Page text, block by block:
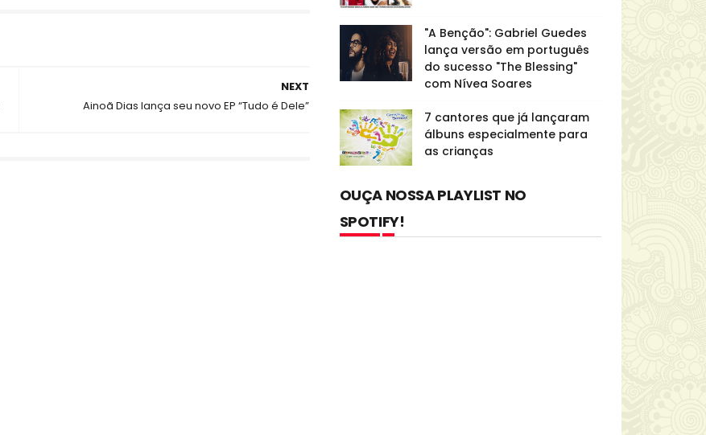
NEXT
Ainoã Dias lança seu novo EP “Tudo é Dele”
"A Benção": Gabriel Guedes
lança versão em português
do sucesso "The Blessing"
com Nívea Soares
7 cantores que já lançaram
álbuns especialmente para
as crianças
OUÇA NOSSA PLAYLIST NO
SPOTIFY!